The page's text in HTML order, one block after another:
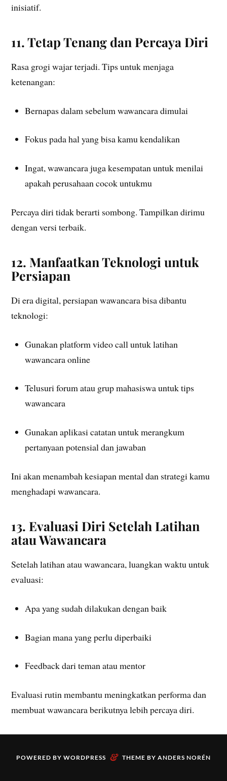
inisiatif.
11. Tetap Tenang dan Percaya Diri
Rasa grogi wajar terjadi. Tips untuk menjaga
ketenangan:
Bernapas dalam sebelum wawancara dimulai
Fokus pada hal yang bisa kamu kendalikan
Ingat, wawancara juga kesempatan untuk menilai
apakah perusahaan cocok untukmu
Percaya diri tidak berarti sombong. Tampilkan dirimu
dengan versi terbaik.
12. Manfaatkan Teknologi untuk
Persiapan
Di era digital, persiapan wawancara bisa dibantu
teknologi:
Gunakan platform video call untuk latihan
wawancara online
Telusuri forum atau grup mahasiswa untuk tips
wawancara
Gunakan aplikasi catatan untuk merangkum
pertanyaan potensial dan jawaban
Ini akan menambah kesiapan mental dan strategi kamu
menghadapi wawancara.
13. Evaluasi Diri Setelah Latihan
atau Wawancara
Setelah latihan atau wawancara, luangkan waktu untuk
evaluasi:
Apa yang sudah dilakukan dengan baik
Bagian mana yang perlu diperbaiki
Feedback dari teman atau mentor
Evaluasi rutin membantu meningkatkan performa dan
membuat wawancara berikutnya lebih percaya diri.
POWERED BY WORDPRESS & THEME BY ANDERS NORÉN